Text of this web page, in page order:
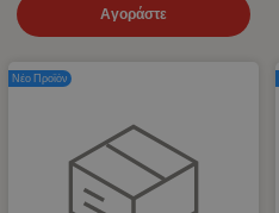
Αγοράστε
Νέο Προϊόν